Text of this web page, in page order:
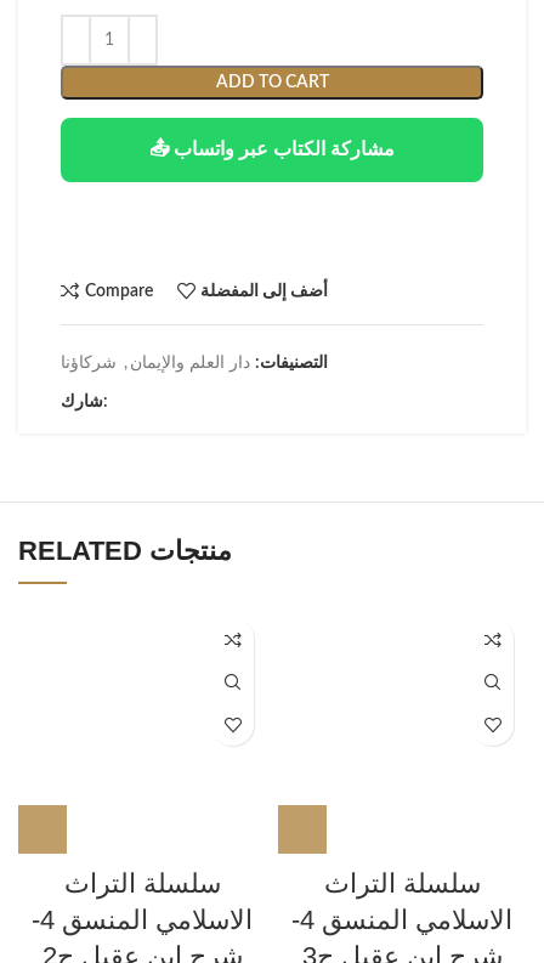
ADD TO CART
📤 مشاركة الكتاب عبر واتساب
Compare أضف إلى المفضلة
التصنيفات: دار العلم والإيمان , شركاؤنا
شارك:
RELATED منتجات
سلسلة التراث
الاسلامي المنسق 4-
شرح ابن عقيل ج2
سلسلة التراث
الاسلامي المنسق 4-
شرح ابن عقيل ج3